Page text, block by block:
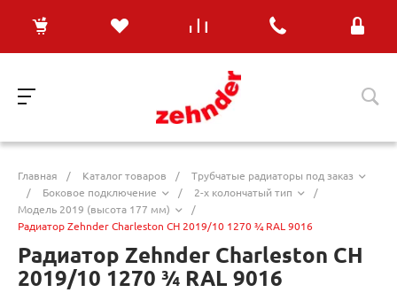
Главная / Каталог товаров /
Трубчатые радиаторы под заказ
/
Боковое подключение / 2-х колончатый тип
/
Модель 2019 (высота 177 мм)
/
Радиатор Zehnder Charleston CH 2019/10 1270 ¾ RAL 9016
Радиатор Zehnder Charleston CH
2019/10 1270 ¾ RAL 9016